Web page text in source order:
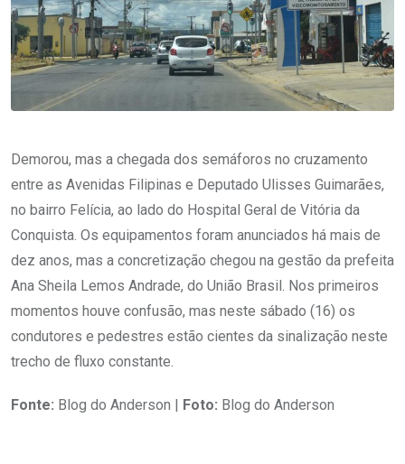
Demorou, mas a chegada dos semáforos no cruzamento
entre as Avenidas Filipinas e Deputado Ulisses Guimarães,
no bairro Felícia, ao lado do Hospital Geral de Vitória da
Conquista. Os equipamentos foram anunciados há mais de
dez anos, mas a concretização chegou na gestão da prefeita
Ana Sheila Lemos Andrade, do União Brasil. Nos primeiros
momentos houve confusão, mas neste sábado (16) os
condutores e pedestres estão cientes da sinalização neste
trecho de fluxo constante.
Fonte: Blog do Anderson | Foto: Blog do Anderson